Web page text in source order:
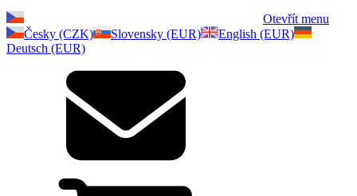
Otevřít menu
Česky (CZK)
Slovensky (EUR)
English (EUR)
Deutsch (EUR)